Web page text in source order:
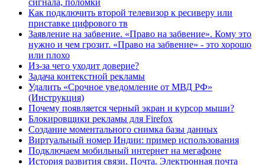
сигнала, поломки
Как подключить второй телевизор к ресиверу или
приставке цифрового тв
Заявление на забвение. «Право на забвение». Кому это
нужно и чем грозит. «Право на забвение» - это хорошо
или плохо
Из-за чего уходит доверие?
Задача контекстной рекламы
Удалить «Срочное уведомление от МВД РФ»
(Инструкция)
Почему появляется черный экран и курсор мыши?
Блокировщики рекламы для Firefox
Создание моментального снимка базы данных
Виртуальный номер Индии: пример использования
Подключаем мобильный интернет на мегафоне
История развития связи. Почта. Электронная почта